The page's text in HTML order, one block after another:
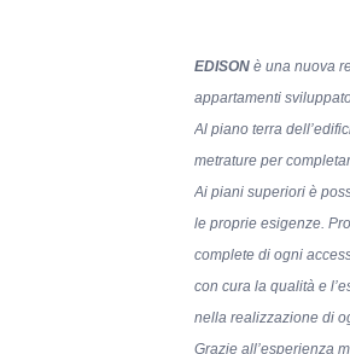
EDISON è una nuova
appartamenti
Al piano terra
metrature per
Ai piani superiori è
le proprie esigenze.
complete di ogni
con cura la qualità e
nella realizzazione di
Grazie all’esperienza